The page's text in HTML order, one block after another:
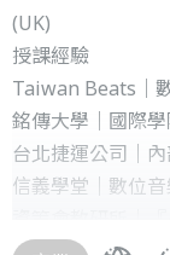
(UK)
授課經驗
Taiwan Beats｜
銘傳大學｜國際
台北捷運公司｜
信義學堂｜數位
資策會教研所｜